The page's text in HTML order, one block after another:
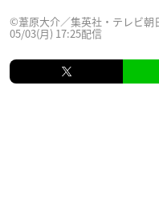
©葦原大介／集英社・テレビ朝
05/03(月) 17:25配信